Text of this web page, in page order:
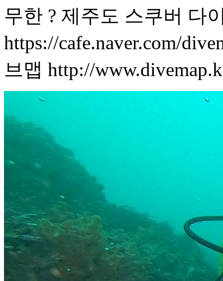
무한 ? 제주도 스쿠버 다
https://cafe.naver.com/
브맵 http://